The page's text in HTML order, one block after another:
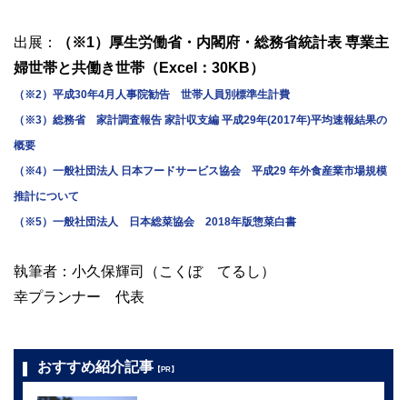
出展：
（※1）厚生労働省・内閣府・総務省統計表 専業主
婦世帯と共働き世帯（Excel：30KB）
（※2）平成30年4月人事院勧告 世帯人員別標準生計費
（※3）総務省 家計調査報告 家計収支編 平成29年(2017年)平均速報結果の
概要
（※4）一般社団法人 日本フードサービス協会 平成29 年外食産業市場規模
推計について
（※5）一般社団法人 日本総菜協会 2018年版惣菜白書
執筆者：小久保輝司（こくぼ てるし）
幸プランナー 代表
おすすめ紹介記事 【PR】